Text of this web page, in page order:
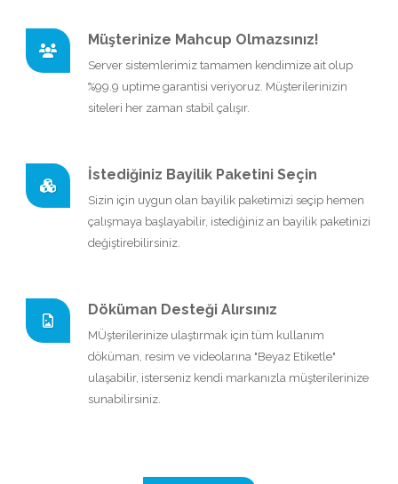
Müşterinize Mahcup Olmazsınız!
Server sistemlerimiz tamamen kendimize ait olup
%99.9 uptime garantisi veriyoruz. Müşterilerinizin
siteleri her zaman stabil çalışır.
İstediğiniz Bayilik Paketini Seçin
Sizin için uygun olan bayilik paketimizi seçip hemen
çalışmaya başlayabilir, istediğiniz an bayilik paketinizi
değiştirebilirsiniz.
Döküman Desteği Alırsınız
MÜşterilerinize ulaştırmak için tüm kullanım
döküman, resim ve videolarına "Beyaz Etiketle"
ulaşabilir, isterseniz kendi markanızla müşterilerinize
sunabilirsiniz.